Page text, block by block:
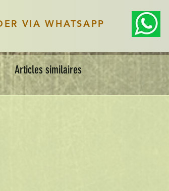
VIA WHATSAPP
Articles similaires